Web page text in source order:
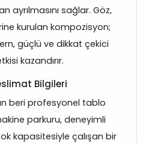
ayrılmasını sağlar. Göz,
kurulan kompozisyon;
güçlü ve dikkat çekici
kazandırır.
Bilgileri
beri profesyonel tablo
parkuru, deneyimli
kapasitesiyle çalışan bir